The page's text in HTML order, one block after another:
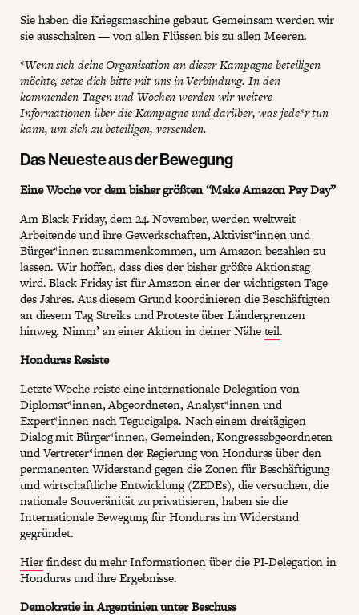
Sie haben die Kriegsmaschine gebaut. Gemeinsam werden wir
sie ausschalten — von allen Flüssen bis zu allen Meeren.
*Wenn sich deine Organisation an dieser Kampagne beteiligen
möchte, setze dich bitte mit uns in Verbindung. In den
kommenden Tagen und Wochen werden wir weitere
Informationen über die Kampagne und darüber, was jede*r tun
kann, um sich zu beteiligen, versenden.
Das Neueste aus der Bewegung
Eine Woche vor dem bisher größten “Make Amazon Pay Day”
Am Black Friday, dem 24. November, werden weltweit
Arbeitende und ihre Gewerkschaften, Aktivist*innen und
Bürger*innen zusammenkommen, um Amazon bezahlen zu
lassen. Wir hoffen, dass dies der bisher größte Aktionstag
wird. Black Friday ist für Amazon einer der wichtigsten Tage
des Jahres. Aus diesem Grund koordinieren die Beschäftigten
an diesem Tag Streiks und Proteste über Ländergrenzen
hinweg. Nimm’ an einer Aktion in deiner Näheteil.
Honduras Resiste
Letzte Woche reiste eine internationale Delegation von
Diplomat*innen, Abgeordneten, Analyst*innen und
Expert*innen nach Tegucigalpa. Nach einem dreitägigen
Dialog mit Bürger*innen, Gemeinden, Kongressabgeordneten
und Vertreter*innen der Regierung von Honduras über den
permanenten Widerstand gegen die Zonen für Beschäftigung
und wirtschaftliche Entwicklung (ZEDEs), die versuchen, die
nationale Souveränität zu privatisieren, haben sie die
Internationale Bewegung für Honduras im Widerstand
gegründet.
Hierfindest du mehr Informationen über die PI-Delegation in
Honduras und ihre Ergebnisse.
Demokratie in Argentinien unter Beschuss